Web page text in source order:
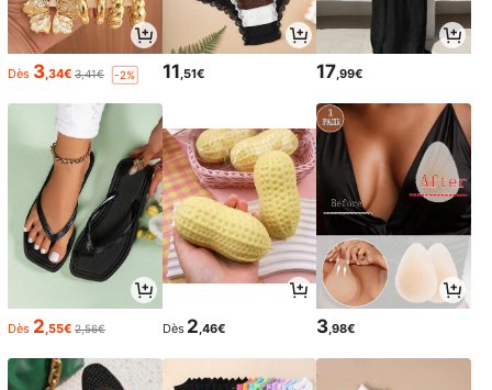
Dès 3,34€ 3,41€ -2% 11,51€ 17,99€
Dès 2,55€ 2,56€ Dès 2,46€ 3,98€